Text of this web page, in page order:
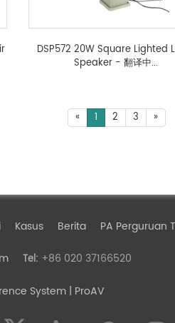
DSP572 20W Square Lighted
Speaker - 翻译中...
« 1 2 3 »
Kasus Berita PA Perguruan
Tel: +86 020 37166520
System | ProAV